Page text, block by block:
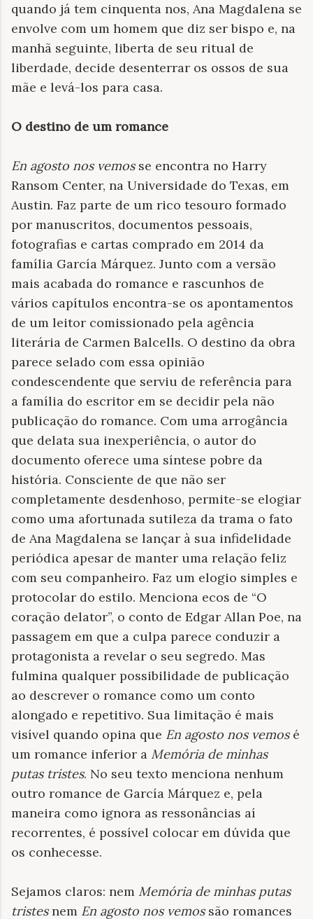
quando já tem cinquenta nos, Ana Magdalena se
envolve com um homem que diz ser bispo e, na
manhã seguinte, liberta de seu ritual de
liberdade, decide desenterrar os ossos de sua
mãe e levá-los para casa.
O destino de um romance
En agosto nos vemosse encontra no Harry
Ransom Center, na Universidade do Texas, em
Austin. Faz parte de um rico tesouro formado
por manuscritos, documentos pessoais,
fotografias e cartas comprado em 2014 da
família García Márquez. Junto com a versão
mais acabada do romance e rascunhos de
vários capítulos encontra-se os apontamentos
de um leitor comissionado pela agência
literária de Carmen Balcells. O destino da obra
parece selado com essa opinião
condescendente que serviu de referência para
a família do escritor em se decidir pela não
publicação do romance. Com uma arrogância
que delata sua inexperiência, o autor do
documento oferece uma síntese pobre da
história. Consciente de que não ser
completamente desdenhoso, permite-se elogiar
como uma afortunada sutileza da trama o fato
de Ana Magdalena se lançar à sua infidelidade
periódica apesar de manter uma relação feliz
com seu companheiro. Faz um elogio simples e
protocolar do estilo. Menciona ecos de “O
coração delator”, o conto de Edgar Allan Poe, na
passagem em que a culpa parece conduzir a
protagonista a revelar o seu segredo. Mas
fulmina qualquer possibilidade de publicação
ao descrever o romance como um conto
alongado e repetitivo. Sua limitação é mais
visível quando opina que En agosto nos vemosé
um romance inferior a Memória de minhas
putas tristes. No seu texto menciona nenhum
outro romance de García Márquez e, pela
maneira como ignora as ressonâncias aí
recorrentes, é possível colocar em dúvida que
os conhecesse.
Sejamos claros: nem Memória de minhas putas
tristesnem En agosto nos vemossão romances